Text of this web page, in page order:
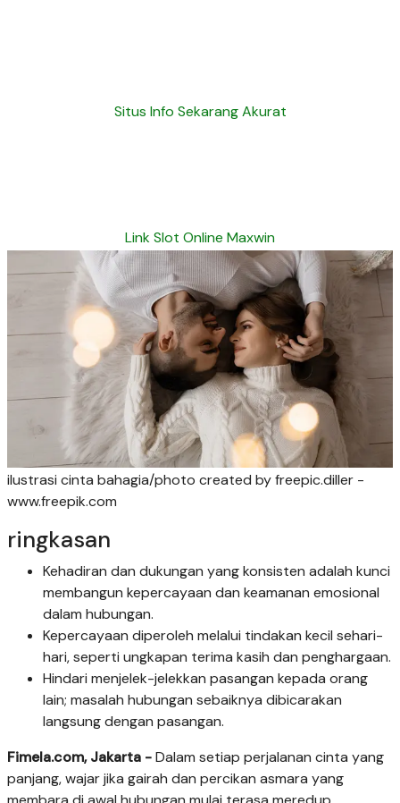
Situs Info Sekarang Akurat
Link Slot Online Maxwin
ilustrasi cinta bahagia/photo created by freepic.diller -
www.freepik.com
ringkasan
Kehadiran dan dukungan yang konsisten adalah kunci
membangun kepercayaan dan keamanan emosional
dalam hubungan.
Kepercayaan diperoleh melalui tindakan kecil sehari-
hari, seperti ungkapan terima kasih dan penghargaan.
Hindari menjelek-jelekkan pasangan kepada orang
lain; masalah hubungan sebaiknya dibicarakan
langsung dengan pasangan.
Fimela.com, Jakarta -Dalam setiap perjalanan cinta yang
panjang, wajar jika gairah dan percikan asmara yang